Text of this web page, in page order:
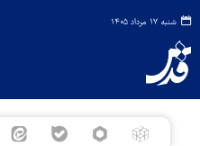
شنبه ۱۷ مرداد ۱۴۰۵